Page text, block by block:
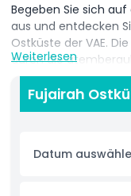
Begeben Sie sich
aus und entdecken
Ostküste der VAE.
durch die
wunderschönen
kulturellen und
Dünen von Al
Weiterlesen
Fujairah
Datum